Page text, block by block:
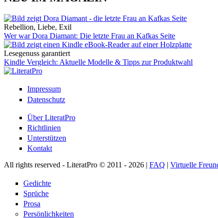
Rebellion, Liebe, Exil
Wer war Dora Diamant: Die letzte Frau an Kafkas Seite
Lesegenuss garantiert
Kindle Vergleich: Aktuelle Modelle & Tipps zur Produktwahl
Impressum
Datenschutz
Über LiteratPro
Richtlinien
Unterstützen
Kontakt
All rights reserved - LiteratPro © 2011 - 2026 | FAQ | Virtuelle
Gedichte
Sprüche
Prosa
Persönlichkeiten